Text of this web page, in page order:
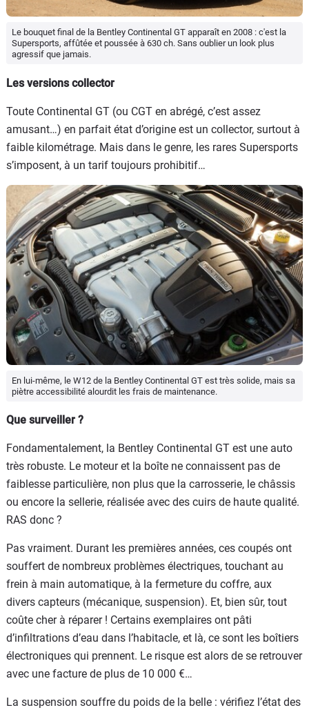
Le bouquet final de la Bentley Continental GT apparaît en 2008 : c'est la
Supersports, affûtée et poussée à 630 ch. Sans oublier un look plus
agressif que jamais.
Les versions collector
Toute Continental GT (ou CGT en abrégé, c’est assez
amusant…) en parfait état d’origine est un collector, surtout à
faible kilométrage. Mais dans le genre, les rares Supersports
s’imposent, à un tarif toujours prohibitif…
En lui-même, le W12 de la Bentley Continental GT est très solide, mais sa
piètre accessibilité alourdit les frais de maintenance.
Que surveiller ?
Fondamentalement, la Bentley Continental GT est une auto
très robuste. Le moteur et la boîte ne connaissent pas de
faiblesse particulière, non plus que la carrosserie, le châssis
ou encore la sellerie, réalisée avec des cuirs de haute qualité.
RAS donc ?
Pas vraiment. Durant les premières années, ces coupés ont
souffert de nombreux problèmes électriques, touchant au
frein à main automatique, à la fermeture du coffre, aux
divers capteurs (mécanique, suspension). Et, bien sûr, tout
coûte cher à réparer ! Certains exemplaires ont pâti
d’infiltrations d’eau dans l’habitacle, et là, ce sont les boîtiers
électroniques qui prennent. Le risque est alors de se retrouver
avec une facture de plus de 10 000 €…
La suspension souffre du poids de la belle : vérifiez l’état des